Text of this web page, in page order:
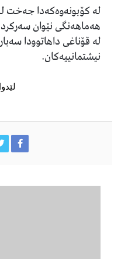
لە کۆبونەوەکەدا جەخت
هەماهەنگی نێوان
لە قۆناغی داهاتوودا
نیشتمانییەکان.